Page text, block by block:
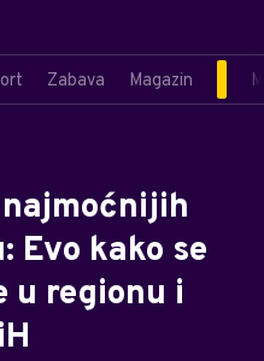
Zabava Magazin
Evo kako se
u regionu i